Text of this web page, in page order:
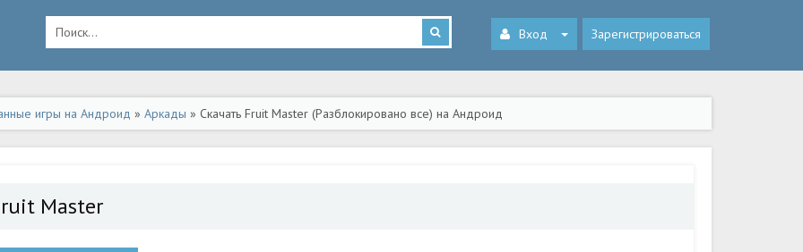
Вход Зарегистрироваться
игры на Андроид » Аркады » Скачать Fruit Master (Разблокировано все) на Андроид
Master